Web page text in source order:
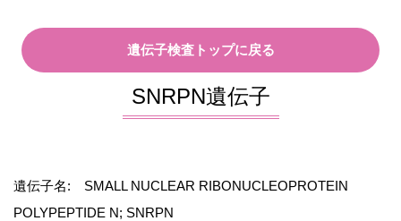
遺伝子検査トップに戻る
SNRPN遺伝子
遺伝子名: SMALL NUCLEAR RIBONUCLEOPROTEIN
POLYPEPTIDE N; SNRPN